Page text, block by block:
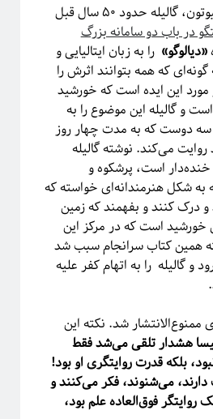
رشته انتروپی
برآمدگی
ترویج علم
روایتگری در علم
ظهور
ظهوریافتگی
فاینمن فرکتال
ماشین لرنینگ
مکانیک کوانتومی
پدیدارگی
کرونا
کیهان شناسی گالیله
با این حال، برخلاف نیوتون، گالیله حدود ۵۰ سال قبل
در باب دو سامانه بزرگ
«دیالوگو» را به زبان ایتالیایی و
که همه بتوانند اثرش را
مورد این ایده است که خورشید
و گالیله این موضوع را به
دوست که به مدت چهار روز
می‌کند. نوشته گالیله
است، پرشکوه و
به شکل هنرمندانه‌ای خواسته که
و درک کنند و بفهمند که زمین
خورشید است که در مرکز این
همین کتاب سرانجام سبب شد
و گالیله را به اتهام کفر علیه
ممنوع‌الانتشار شد. نکته این
هشدار تلقی می‌شد فقط
بلکه قدرت روایتگری او بود!
می‌شنوند، فکر می‌کنند و
روایتگر فوق‌العاده علم بود،